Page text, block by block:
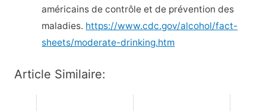
américains de contrôle et de prévention des
maladies. https://www.cdc.gov/alcohol/fact-
sheets/moderate-drinking.htm
Article Similaire: